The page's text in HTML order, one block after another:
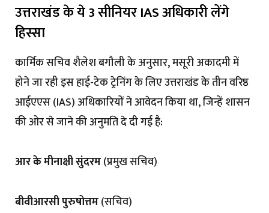
उत्तराखंड के ये 3 सीनियर IAS अधिकारी लेंगे
हिस्सा
कार्मिक सचिव शैलेश बगौली के अनुसार, मसूरी अकादमी में
होने जा रही इस हाई-टेक ट्रेनिंग के लिए उत्तराखंड के तीन वरिष्ठ
आईएएस (IAS) अधिकारियों ने आवेदन किया था, जिन्हें शासन
की ओर से जाने की अनुमति दे दी गई है:
आर के मीनाक्षी सुंदरम(प्रमुख सचिव)
बीवीआरसी पुरुषोत्तम(सचिव)